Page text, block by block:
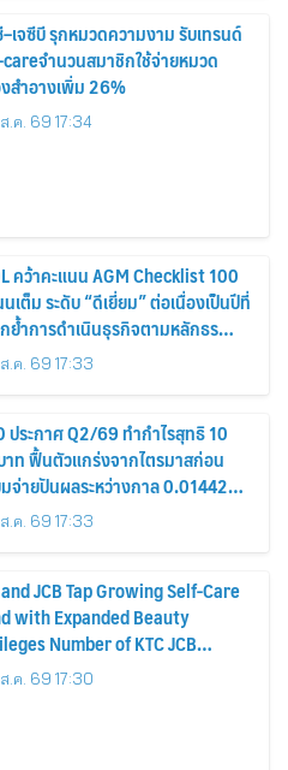
เจซีบี รุกหมวดความงาม รับเทรนด์
จำนวนสมาชิกใช้จ่ายหมวด
สำอางเพิ่ม 26%
.ค. 69 17:34
คว้าคะแนน AGM Checklist 100
เต็ม ระดับ “ดีเยี่ยม” ต่อเนื่องเป็นปีที่
ย้ำการดำเนินธุรกิจตามหลักธร
าล โปร่งใส สร้างความเชื่อมั่นผู้ถือ
.ค. 69 17:33
ประกาศ Q2/69 ทำกำไรสุทธิ 10
ท ฟื้นตัวแกร่งจากไตรมาสก่อน
จ่ายปันผลระหว่างกาล 0.014423
หุ้น ครึ่งปีหลังมุ่งเติบโตต่อเนื่อง
.ค. 69 17:33
JCB Tap Growing Self-Care
with Expanded Beauty
Number of KTC JCB
Spending on
Rises 26%
.ค. 69 17:30